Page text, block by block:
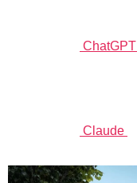
ChatGPT
Claude